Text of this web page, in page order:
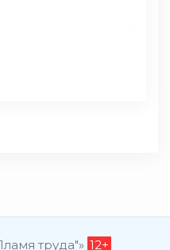
труда"» 12+